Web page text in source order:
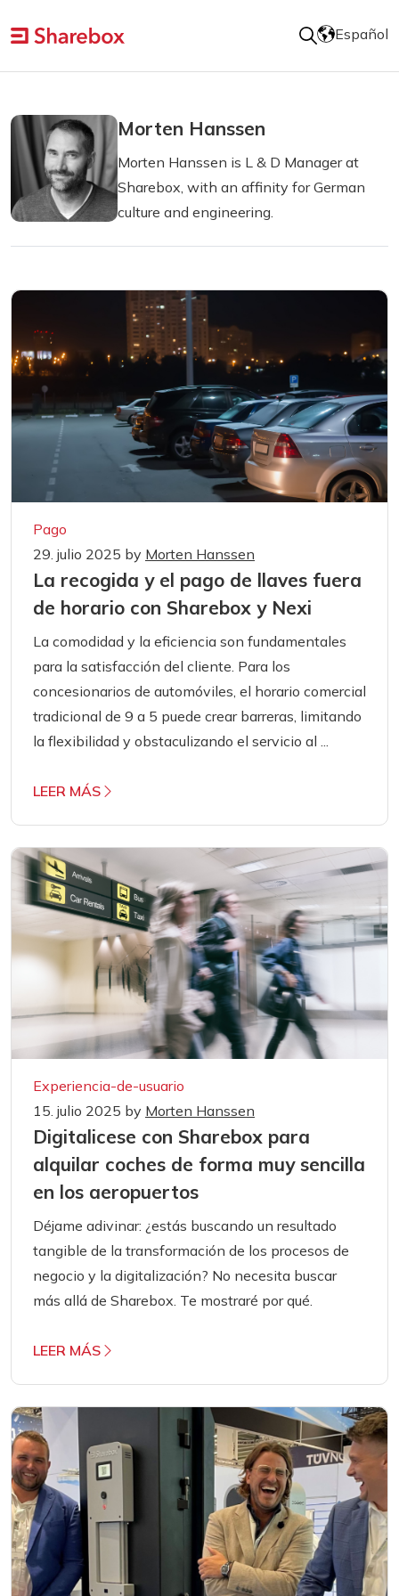
Español
Morten Hanssen
Morten Hanssen is L & D Manager at
Sharebox, with an affinity for German
culture and engineering.
Pago
29. julio 2025 by Morten Hanssen
La recogida y el pago de llaves fuera
de horario con Sharebox y Nexi
La comodidad y la eficiencia son fundamentales
para la satisfacción del cliente. Para los
concesionarios de automóviles, el horario comercial
tradicional de 9 a 5 puede crear barreras, limitando
la flexibilidad y obstaculizando el servicio al ...
LEER MÁS
Experiencia-de-usuario
15. julio 2025 by Morten Hanssen
Digitalicese con Sharebox para
alquilar coches de forma muy sencilla
en los aeropuertos
Déjame adivinar: ¿estás buscando un resultado
tangible de la transformación de los procesos de
negocio y la digitalización? No necesita buscar
más allá de Sharebox. Te mostraré por qué.
LEER MÁS